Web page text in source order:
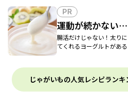
PR
運動が続かない
腸活だけじゃない！太り
てくれるヨーグルトがあ
じゃがいもの人気レシピラン